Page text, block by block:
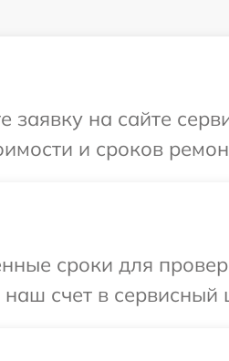
на сайте
и сроков
сроки для
счет в сервисный